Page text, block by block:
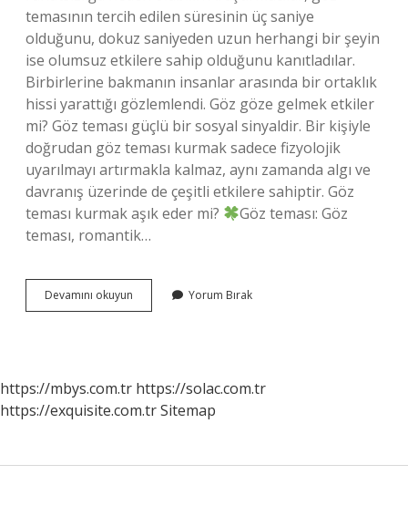
temasının tercih edilen süresinin üç saniye
olduğunu, dokuz saniyeden uzun herhangi bir şeyin
ise olumsuz etkilere sahip olduğunu kanıtladılar.
Birbirlerine bakmanın insanlar arasında bir ortaklık
hissi yarattığı gözlemlendi. Göz göze gelmek etkiler
mi? Göz teması güçlü bir sosyal sinyaldir. Bir kişiyle
doğrudan göz teması kurmak sadece fizyolojik
uyarılmayı artırmakla kalmaz, aynı zamanda algı ve
davranış üzerinde de çeşitli etkilere sahiptir. Göz
teması kurmak aşık eder mi?
Göz teması: Göz
teması, romantik…
Devamını okuyun
Sürekli
Anlama
Gelir
Yorum Bırak
https://mbys.com.tr https://solac.com.tr
https://exquisite.com.trSitemap